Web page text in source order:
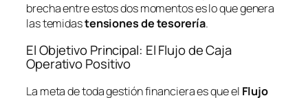
brecha entre estos dos momentos es lo que genera
las temidastensiones de tesorería.
El Objetivo Principal: El Flujo de Caja
Operativo Positivo
La meta de toda gestión financiera es que el Flujo